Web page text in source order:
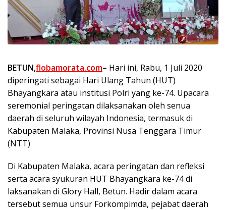
BETUN,flobamorata.com– Hari ini, Rabu, 1 Juli 2020
diperingati sebagai Hari Ulang Tahun (HUT)
Bhayangkara atau institusi Polri yang ke-74. Upacara
seremonial peringatan dilaksanakan oleh senua
daerah di seluruh wilayah Indonesia, termasuk di
Kabupaten Malaka, Provinsi Nusa Tenggara Timur
(NTT)
Di Kabupaten Malaka, acara peringatan dan refleksi
serta acara syukuran HUT Bhayangkara ke-74 di
laksanakan di Glory Hall, Betun. Hadir dalam acara
tersebut semua unsur Forkompimda, pejabat daerah